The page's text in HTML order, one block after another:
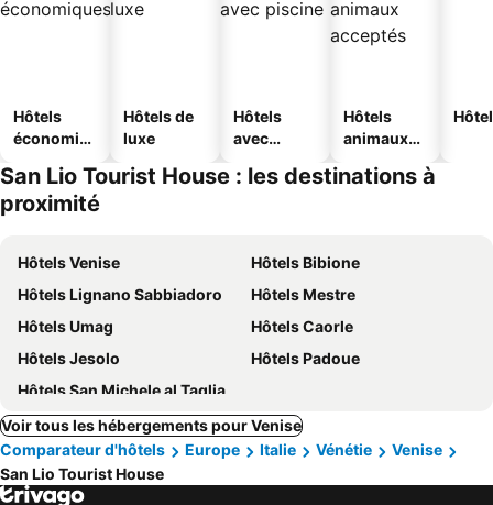
Hôtels
économiq
Hôtels de
luxe
Hôtels
avec
Hôtels
animaux
San Lio Tourist House : les destinations à
proximité
Hôtels Venise
Hôtels Bibione
Hôtels Lignano Sabbiadoro
Hôtels Mestre
Hôtels Umag
Hôtels Caorle
Hôtels Jesolo
Hôtels Padoue
Hôtels San Michele al Tagliamento
Voir tous les hébergements pour Venise
Comparateur d'hôtels
Europe Italie Vénétie
Venise
San Lio Tourist House